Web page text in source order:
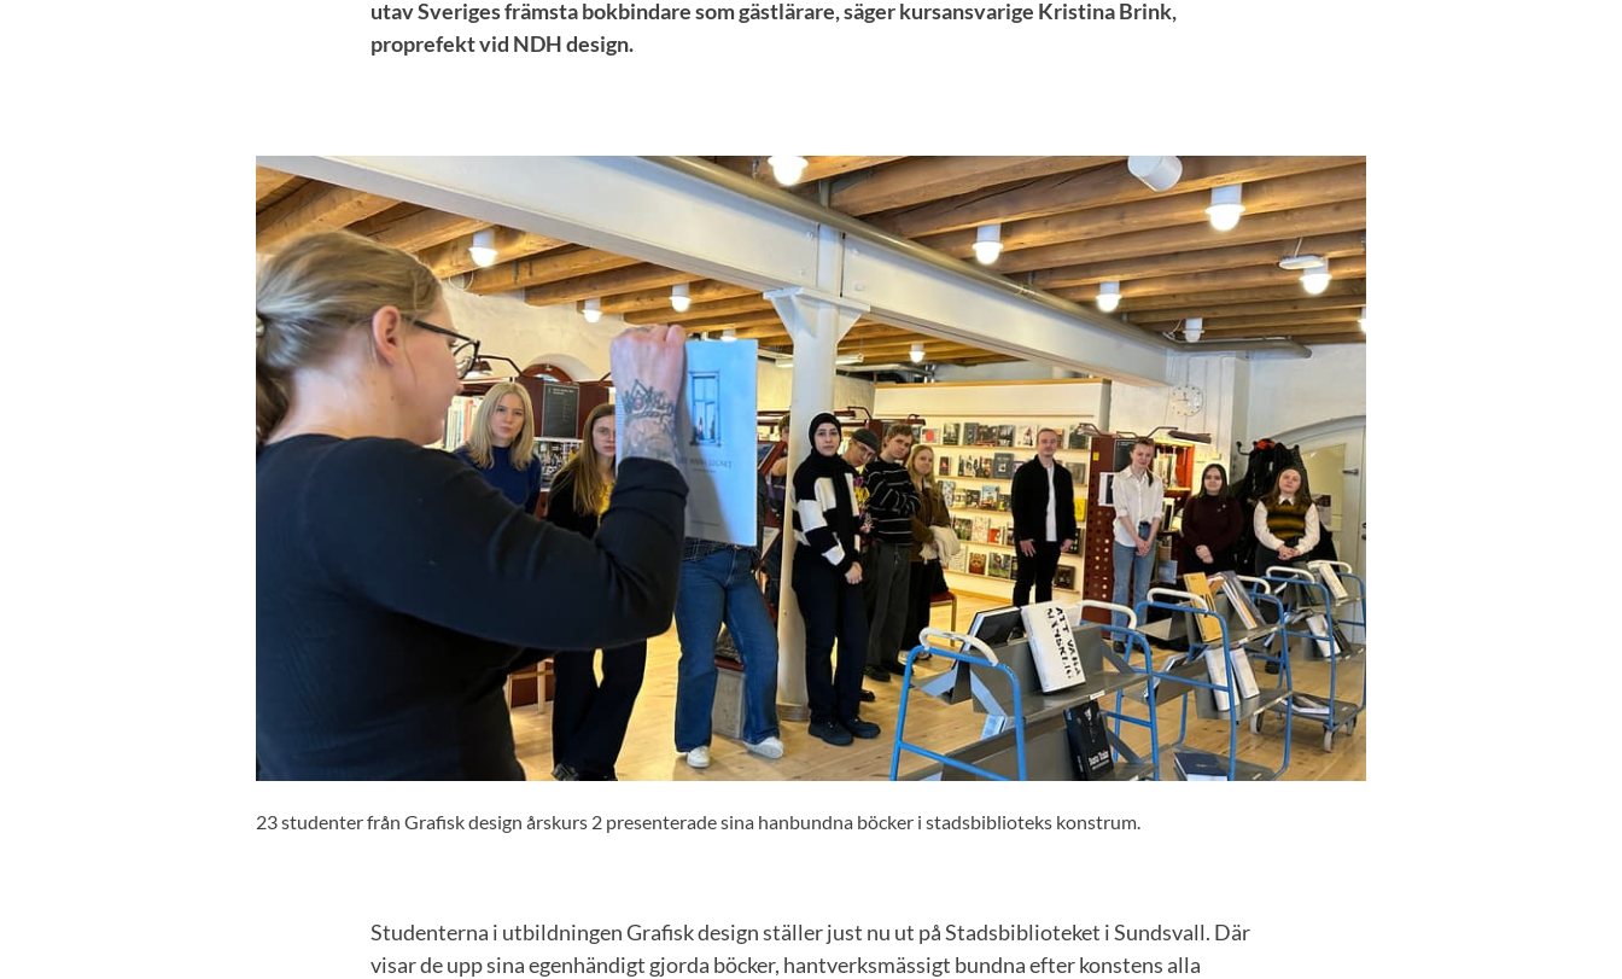
utav Sveriges främsta bokbindare som gästlärare, säger kursansvarige Kristina Brink,
proprefekt vid NDH design.
23 studenter från Grafisk design årskurs 2 presenterade sina hanbundna böcker i stadsbiblioteks konstrum.
Studenterna i utbildningen Grafisk design ställer just nu ut på Stadsbiblioteket i Sundsvall. Där
visar de upp sina egenhändigt gjorda böcker, hantverksmässigt bundna efter konstens alla